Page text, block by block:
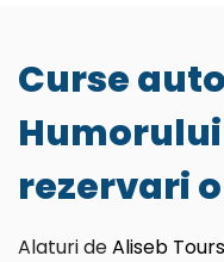
Curse
rezervari
Alaturi deAliseb